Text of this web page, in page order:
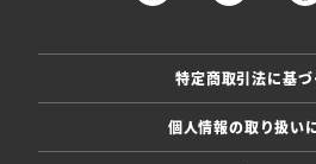
特定商取引法に基
個人情報の取り扱い